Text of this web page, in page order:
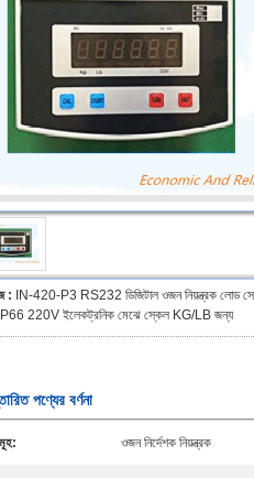
:
IN-420-P3 RS232 ডিজিটাল ওজন নিয়ন্ত্রক লোড
IP66 220V ইলেকট্রনিক মেঝে স্কেল KG/LB জন্য
পণ্যের বর্ণনা
ওজন নির্দেশক নিয়ন্ত্রক